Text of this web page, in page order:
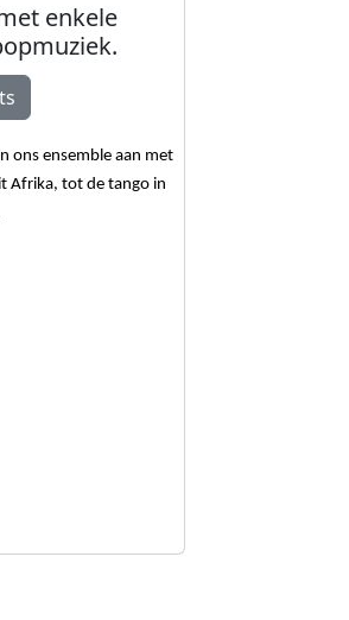
enkele
ons ensemble aan met
Afrika, tot de tango in